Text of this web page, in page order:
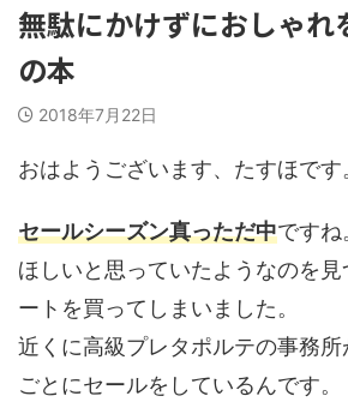
無駄にかけずにおしゃれ
の本
2018年7月22日
おはようございます、たすほです
セールシーズン真っただ中ですね
ほしいと思っていたようなのを
ートを買ってしまいました。
近くに高級プレタポルテの事務
ごとにセールをしているんです。